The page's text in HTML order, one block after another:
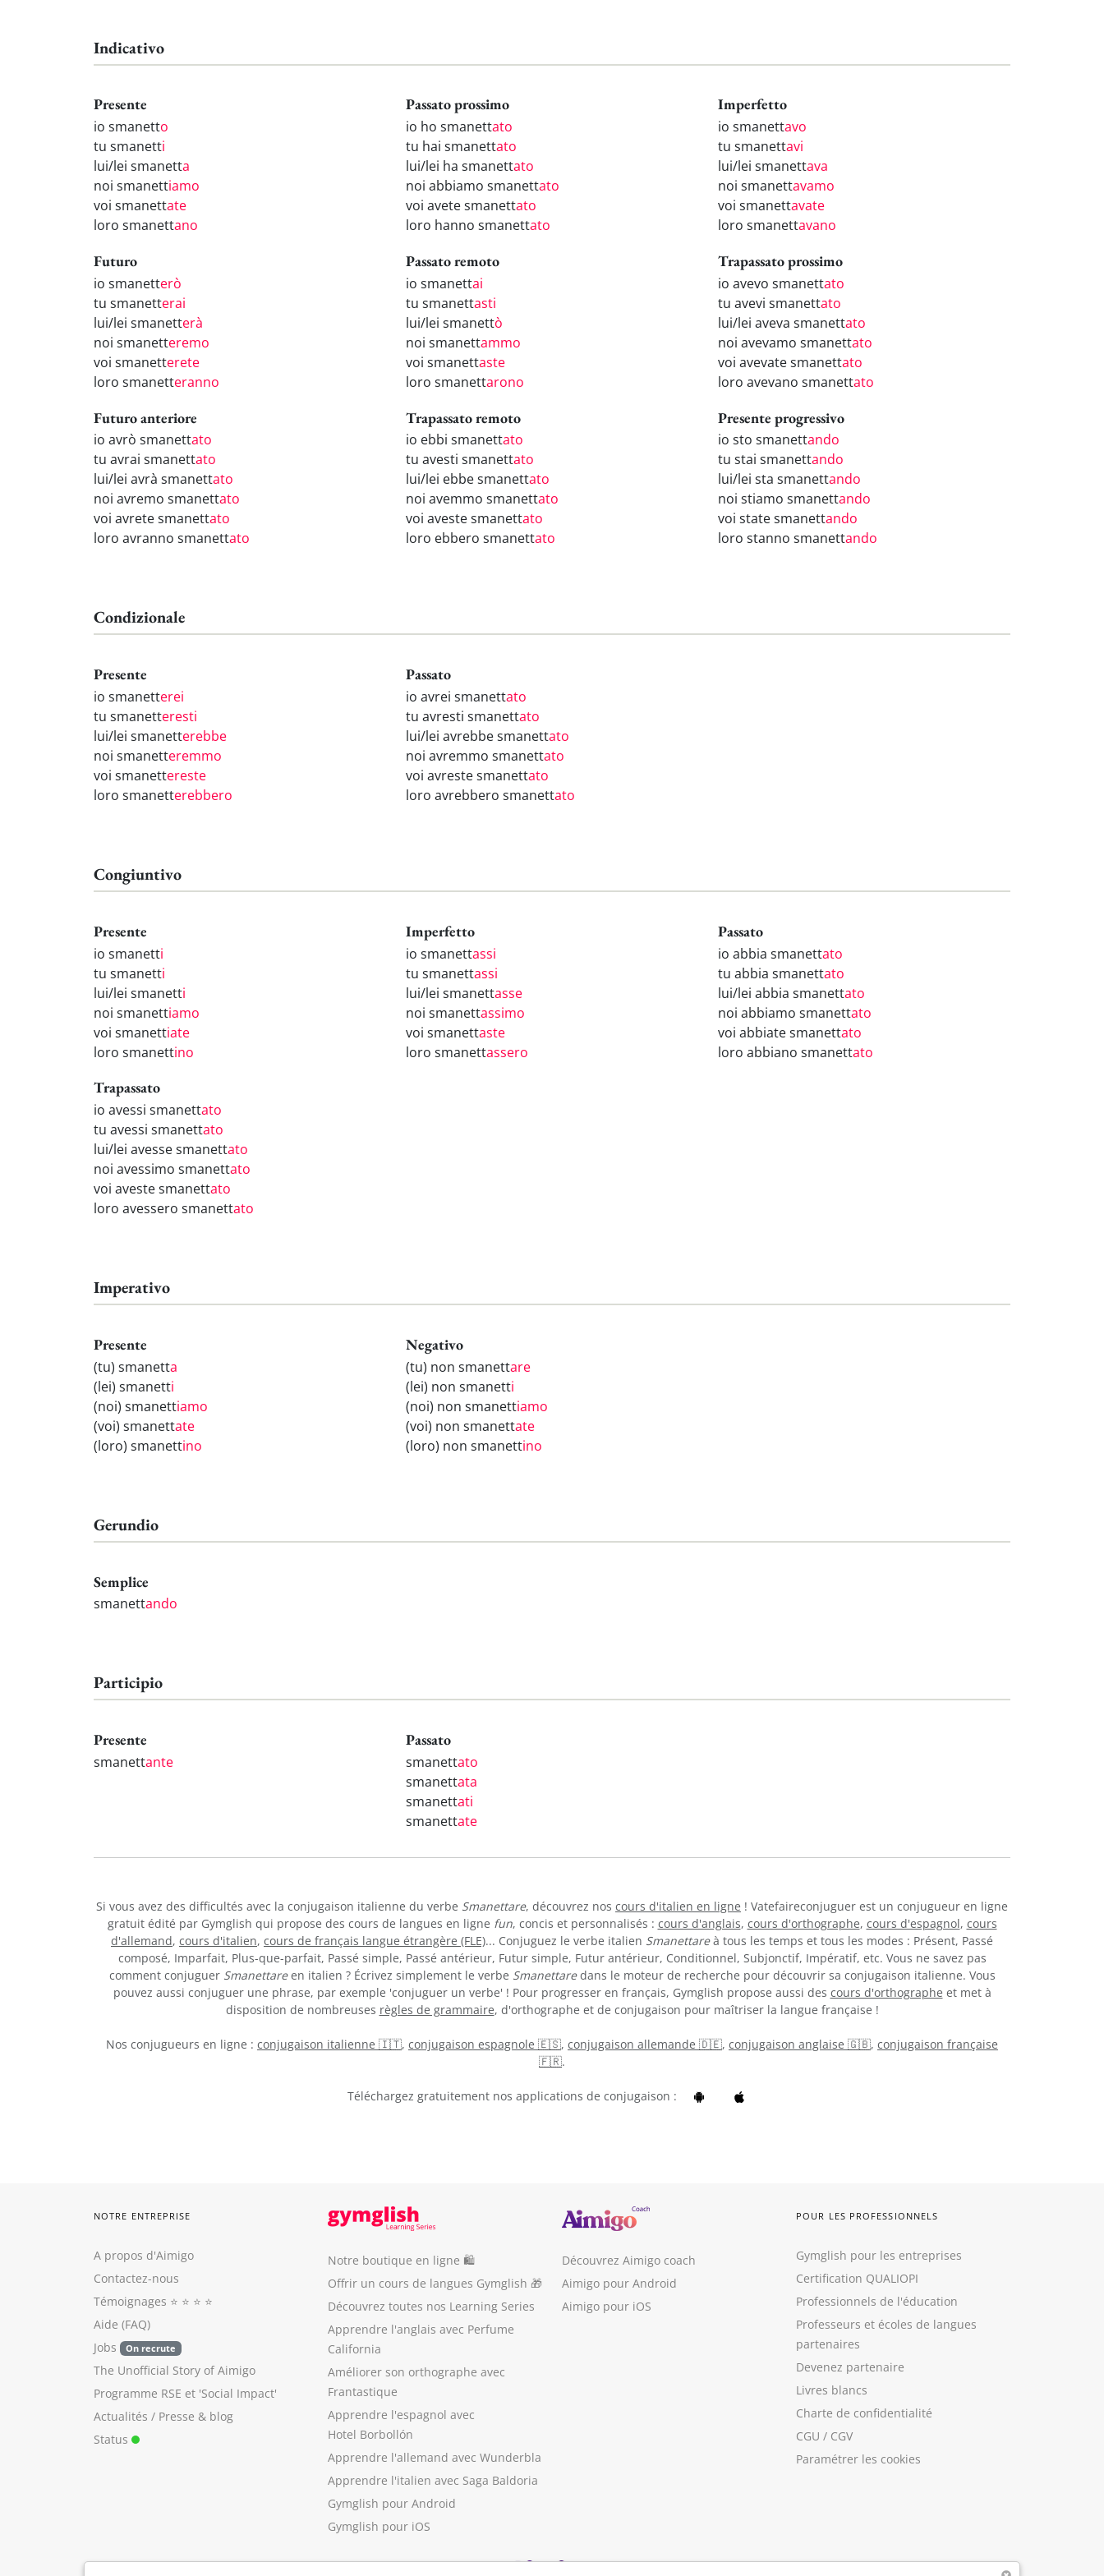
Indicativo
Presente
io smanetto
tu smanetti
lui/lei smanetta
noi smanettiamo
voi smanettate
loro smanettano
Passato prossimo
io ho smanettato
tu hai smanettato
lui/lei ha smanettato
noi abbiamo smanettato
voi avete smanettato
loro hanno smanettato
Imperfetto
io smanettavo
tu smanettavi
lui/lei smanettava
noi smanettavamo
voi smanettavate
loro smanettavano
Futuro
io smanetterò
tu smanetterai
lui/lei smanetterà
noi smanetteremo
voi smanetterete
loro smanetteranno
Passato remoto
io smanettai
tu smanettasti
lui/lei smanettò
noi smanettammo
voi smanettaste
loro smanettarono
Trapassato prossimo
io avevo smanettato
tu avevi smanettato
lui/lei aveva smanettato
noi avevamo smanettato
voi avevate smanettato
loro avevano smanettato
Futuro anteriore
io avrò smanettato
tu avrai smanettato
lui/lei avrà smanettato
noi avremo smanettato
voi avrete smanettato
loro avranno smanettato
Trapassato remoto
io ebbi smanettato
tu avesti smanettato
lui/lei ebbe smanettato
noi avemmo smanettato
voi aveste smanettato
loro ebbero smanettato
Presente progressivo
io sto smanettando
tu stai smanettando
lui/lei sta smanettando
noi stiamo smanettando
voi state smanettando
loro stanno smanettando
Condizionale
Presente
io smanetterei
tu smanetteresti
lui/lei smanetterebbe
noi smanetteremmo
voi smanettereste
loro smanetterebbero
Passato
io avrei smanettato
tu avresti smanettato
lui/lei avrebbe smanettato
noi avremmo smanettato
voi avreste smanettato
loro avrebbero smanettato
Congiuntivo
Presente
io smanetti
tu smanetti
lui/lei smanetti
noi smanettiamo
voi smanettiate
loro smanettino
Imperfetto
io smanettassi
tu smanettassi
lui/lei smanettasse
noi smanettassimo
voi smanettaste
loro smanettassero
Passato
io abbia smanettato
tu abbia smanettato
lui/lei abbia smanettato
noi abbiamo smanettato
voi abbiate smanettato
loro abbiano smanettato
Trapassato
io avessi smanettato
tu avessi smanettato
lui/lei avesse smanettato
noi avessimo smanettato
voi aveste smanettato
loro avessero smanettato
Imperativo
Presente
(tu) smanetta
(lei) smanetti
(noi) smanettiamo
(voi) smanettate
(loro) smanettino
Negativo
(tu) non smanettare
(lei) non smanetti
(noi) non smanettiamo
(voi) non smanettate
(loro) non smanettino
Gerundio
Semplice
smanettando
Participio
Presente
smanettante
Passato
smanettato
smanettata
smanettati
smanettate
Si vous avez des difficultés avec la conjugaison italienne du verbe Smanettare, découvrez nos cours d'italien en ligne ! Vatefaireconjuguer est un conjugueur en ligne
gratuit édité par Gymglish qui propose des cours de langues en ligne fun, concis et personnalisés : cours d'anglais, cours d'orthographe, cours d'espagnol, cours
d'allemand, cours d'italien, cours de français langue étrangère (FLE)... Conjuguez le verbe italien Smanettareà tous les temps et tous les modes : Présent, Passé
composé, Imparfait, Plus-que-parfait, Passé simple, Passé antérieur, Futur simple, Futur antérieur, Conditionnel, Subjonctif, Impératif, etc. Vous ne savez pas
comment conjuguer Smanettareen italien ? Écrivez simplement le verbe Smanettaredans le moteur de recherche pour découvrir sa conjugaison italienne. Vous
pouvez aussi conjuguer une phrase, par exemple 'conjuguer un verbe' ! Pour progresser en français, Gymglish propose aussi des cours d'orthographe et met à
disposition de nombreuses règles de grammaire, d'orthographe et de conjugaison pour maîtriser la langue française !
Nos conjugueurs en ligne : conjugaison italienne 🇮🇹, conjugaison espagnole 🇪🇸, conjugaison allemande 🇩🇪, conjugaison anglaise 🇬🇧, conjugaison française
🇫🇷.
Téléchargez gratuitement nos applications de conjugaison :
NOTRE ENTREPRISE
A propos d'Aimigo
Contactez-nous
Témoignages ⭐️ ⭐️ ⭐️ ⭐️
Aide (FAQ)
Jobs
On recrute
The Unofficial Story of Aimigo
Programme RSE et 'Social Impact'
Actualités / Presse & blog
Status
Notre boutique en ligne 🛍
Offrir un cours de langues Gymglish 🎁
Découvrez toutes nos Learning Series
Apprendre l'anglais avec Perfume
California
Améliorer son orthographe avec
Frantastique
Apprendre l'espagnol avec
Hotel Borbollón
Apprendre l'allemand avec Wunderbla
Apprendre l'italien avec Saga Baldoria
Gymglish pour Android
Gymglish pour iOS
Découvrez Aimigo coach
Aimigo pour Android
Aimigo pour iOS
POUR LES PROFESSIONNELS
Gymglish pour les entreprises
Certification QUALIOPI
Professionnels de l'éducation
Professeurs et écoles de langues
partenaires
Devenez partenaire
Livres blancs
Charte de confidentialité
CGU / CGV
Paramétrer les cookies